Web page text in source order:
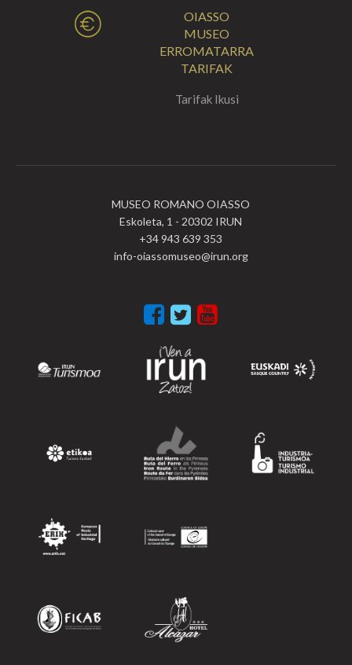
OIASSO
MUSEO
ERROMATARRA
TARIFAK
Tarifak Ikusi
MUSEO ROMANO OIASSO
Eskoleta, 1 - 20302 IRUN
+34 943 639 353
info-oiassomuseo@irun.org